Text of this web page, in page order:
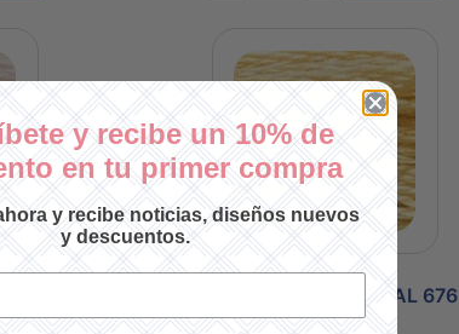
543 HILO MOULINÉ SPÉCIAL 676
y recibe un 10% de
en tu primer compra
y recibe noticias, diseños nuevos
y descuentos.